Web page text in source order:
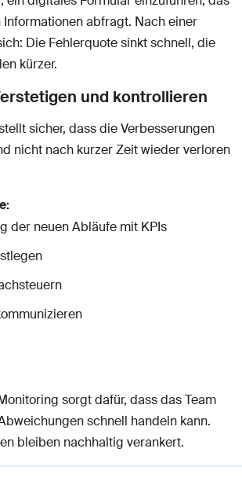
abfragt. Nach einer
Die Fehlerquote sinkt schnell, die
kürzer.
und kontrollieren
sicher, dass die Verbesserungen
nicht nach kurzer Zeit wieder verloren
der neuen Abläufe mit KPIs
sorgt dafür, dass das Team
schnell handeln kann.
bleiben nachhaltig verankert.